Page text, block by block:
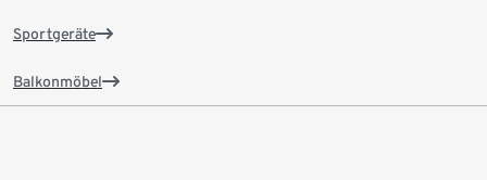
Sportgeräte
Balkonmöbel